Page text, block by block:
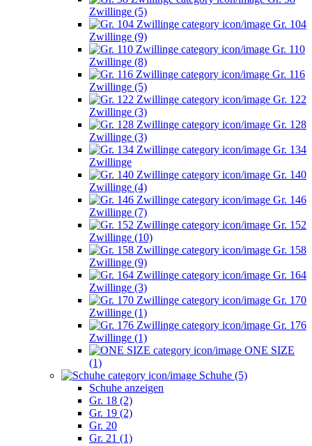
Zwillinge (5)
Gr. 104
Zwillinge (9)
Gr. 110
Zwillinge (8)
Gr. 116
Zwillinge (5)
Gr. 122
Zwillinge (3)
Gr. 128
Zwillinge (3)
Gr. 134
Zwillinge
Gr. 140
Zwillinge (4)
Gr. 146
Zwillinge (7)
Gr. 152
Zwillinge (10)
Gr. 158
Zwillinge (9)
Gr. 164
Zwillinge (3)
Gr. 170
Zwillinge (1)
Gr. 176
Zwillinge (1)
ONE SIZE
(1)
Schuhe (5)
Schuhe anzeigen
Gr. 18 (2)
Gr. 19 (2)
Gr. 20
Gr. 21 (1)